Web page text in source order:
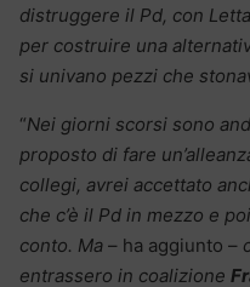
distruggere il Pd, con
per costruire una
si univano pezzi che
“Nei giorni scorsi sono
proposto di fare
collegi, avrei accettato
che c’è il Pd in mezzo e
conto. Ma – ha aggiunto –
entrassero in coalizione